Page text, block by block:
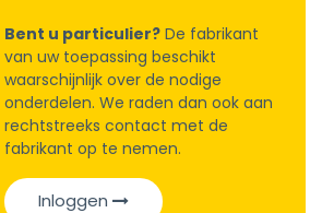
Bent u particulier? De fabrikant
van uw toepassing beschikt
waarschijnlijk over de nodige
onderdelen. We raden dan ook aan
rechtstreeks contact met de
fabrikant op te nemen.
Inloggen